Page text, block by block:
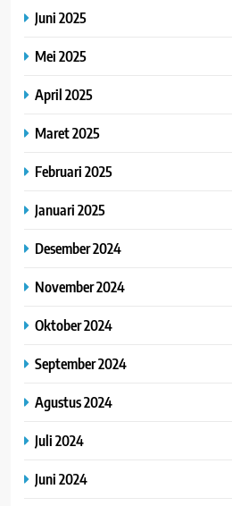
Juni 2025
Mei 2025
April 2025
Maret 2025
Februari 2025
Januari 2025
Desember 2024
November 2024
Oktober 2024
September 2024
Agustus 2024
Juli 2024
Juni 2024